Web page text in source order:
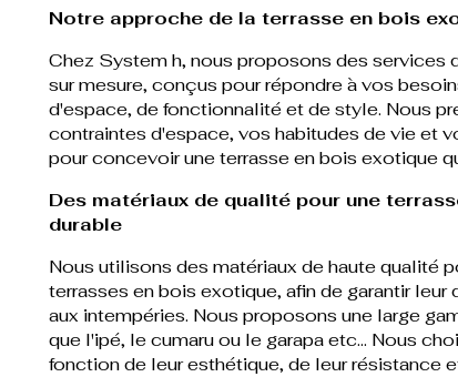
Notre approche de la terrasse en bois
Chez System h, nous proposons des services
sur mesure, conçus pour répondre à vos
d'espace, de fonctionnalité et de style. Nous
contraintes d'espace, vos habitudes de vie et
pour concevoir une terrasse en bois exotique
Des matériaux de qualité pour une
durable
Nous utilisons des matériaux de haute qualité
terrasses en bois exotique, afin de garantir
aux intempéries. Nous proposons une large
que l'ipé, le cumaru ou le garapa etc... Nous
fonction de leur esthétique, de leur résistance